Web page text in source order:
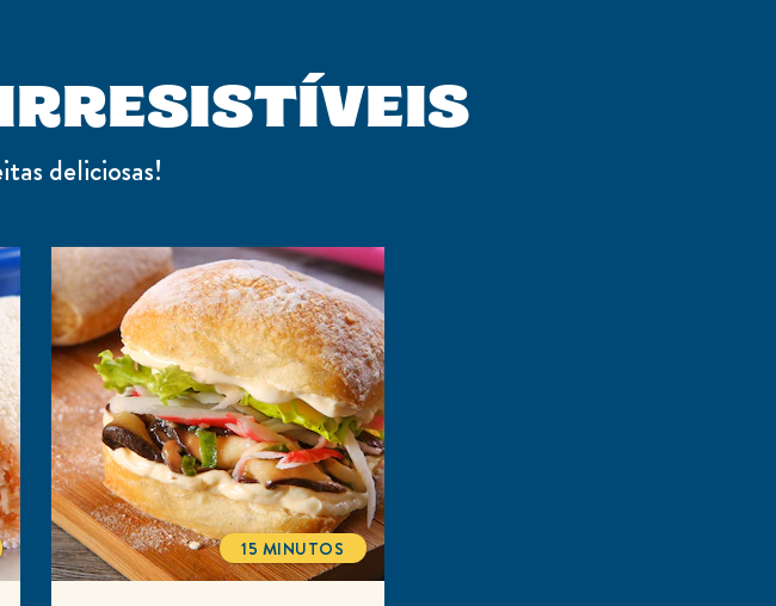
deliciosas!
TOTALTIME
15 MINUTOS